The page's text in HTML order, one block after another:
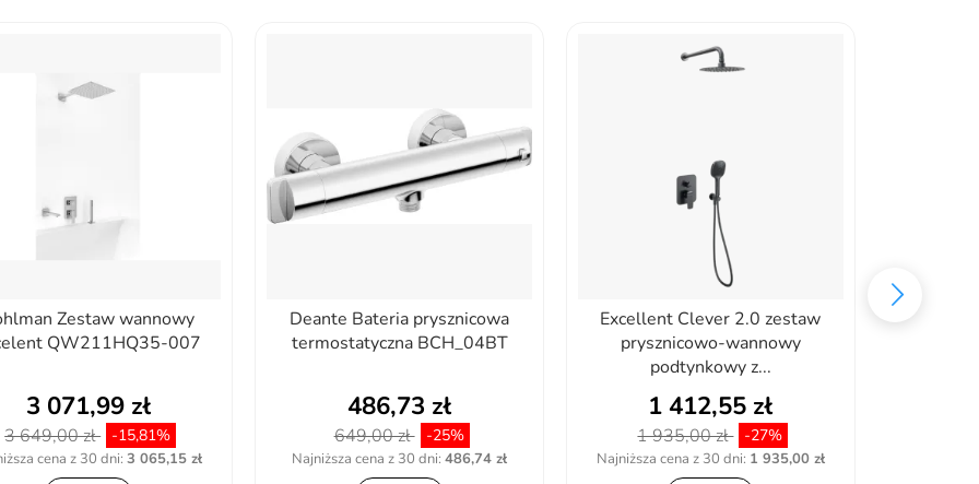
Zestaw wannowy
QW211HQ35-007
3 071,99 zł
3 649,00 zł -15,81%
cena z 30 dni:3 065,15 zł
Deante Bateria prysznicowa
termostatyczna BCH_04BT
486,73 zł
649,00 zł -25%
Najniższa cena z 30 dni:486,74 zł
Excellent Clever 2.0 zestaw
prysznicowo-wannowy
podtynkowy z...
1 412,55 zł
1 935,00 zł -27%
Najniższa cena z 30 dni: 1 935,00 zł